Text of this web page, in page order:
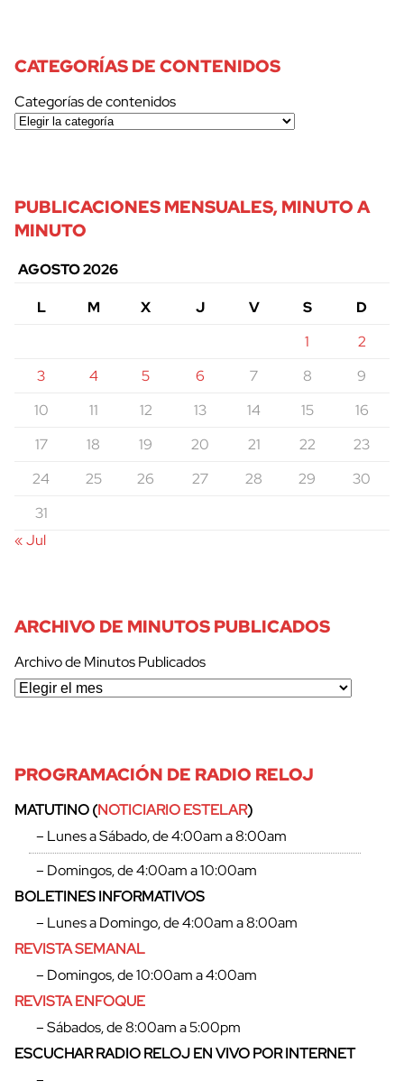
CATEGORÍAS DE CONTENIDOS
Categorías de contenidos
PUBLICACIONES MENSUALES, MINUTO A
MINUTO
AGOSTO 2026
L
M X J V S
D
1
2
3
4 5 6 7 8
9
10
11 12 13 14 15
16
17
18 19 20 21 22
23
24
25 26 27 28 29
30
31
« Jul
ARCHIVO DE MINUTOS PUBLICADOS
Archivo de Minutos Publicados
PROGRAMACIÓN DE RADIO RELOJ
MATUTINO (NOTICIARIO ESTELAR)
– Lunes a Sábado, de 4:00am a 8:00am
– Domingos, de 4:00am a 10:00am
BOLETINES INFORMATIVOS
– Lunes a Domingo, de 4:00am a 8:00am
REVISTA SEMANAL
– Domingos, de 10:00am a 4:00am
REVISTA ENFOQUE
– Sábados, de 8:00am a 5:00pm
ESCUCHAR RADIO RELOJ EN VIVO POR INTERNET
–